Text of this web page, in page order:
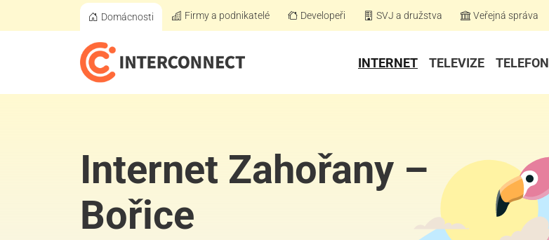
Domácnosti Firmy a podnikatelé Developeři SVJ a družstva Veřejná správa
INTERNET TELEVIZE TELEFON
Internet Zahořany –
Bořice